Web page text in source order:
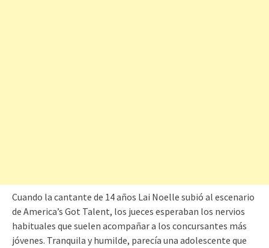
Cuando la cantante de 14 años Lai Noelle subió al escenario
de America’s Got Talent, los jueces esperaban los nervios
habituales que suelen acompañar a los concursantes más
jóvenes. Tranquila y humilde, parecía una adolescente que